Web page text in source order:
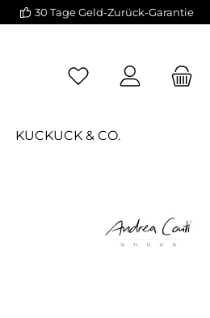
30 Tage Geld-Zurück-Garantie
KUCKUCK & CO.